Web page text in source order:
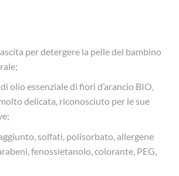
per detergere la pelle del bambino
olio essenziale di fiori d’arancio BIO,
delicata, riconosciuto per le sue
solfati, polisorbato, allergene
fenossietanolo, colorante, PEG,